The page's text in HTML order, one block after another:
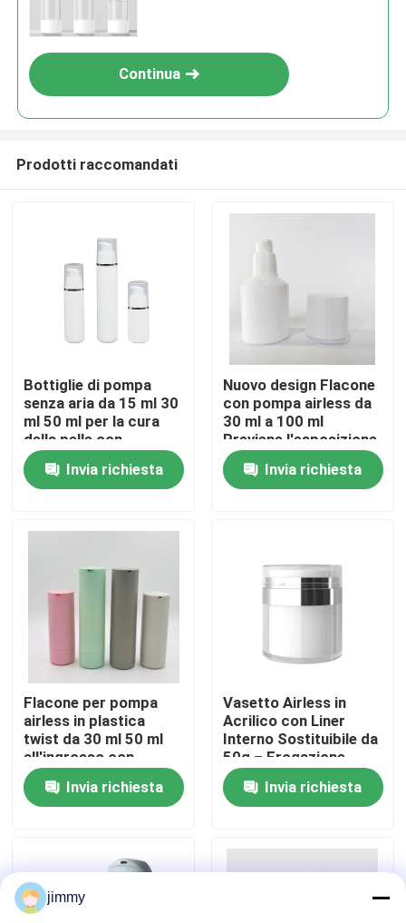
Casa
Prodotti
Circa noi
Giro della fabbrica
Controllo di qualità
Contattici
Notizie
mini spruzzatore di innesco
Continua
Prodotti raccomandati
Bottiglie di pompa
senza aria da 15 ml 30
ml 50 ml per la cura
della pelle con
personalizzazione
OEM ODM in PP di
qualità alimentare
Invia richiesta
Nuovo design Flacone
con pompa airless da
30 ml a 100 ml
Previene l'esposizione
all'aria Massimizza
l'utilizzo del prodotto
Igienico Nessuna
Invia richiesta
Flacone per pompa
airless in plastica
twist da 30 ml 50 ml
all'ingrosso con
pompa per lozione
sottovuoto in ABS +
PP e colore
Invia richiesta
Vasetto Airless in
Acrilico con Liner
Interno Sostituibile da
50g – Erogazione
Sottovuoto per
SkincareInvia richiesta
jimmy